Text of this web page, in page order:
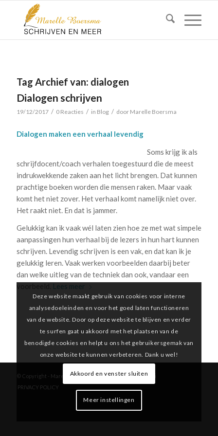
Tag Archief van: dialogen
Dialogen schrijven
19/12/2017 / 0 Reacties / in Blog / door Marelle Boersma
Dialogen maken een verhaal levendig
Soms krijg ik als
schrijfdocent/coach verhalen toegestuurd die de meest
indrukwekkende zaken aan het licht brengen. Dat kunnen
prachtige boeken worden die mensen raken. Maar vaak
komt het niet zover. Het verhaal komt namelijk niet over.
Het raakt niet. En dat is jammer.
Gelukkig kan ik vaak wél laten zien hoe ze met wat simpele
aanpassingen hun verhaal bij de lezers in hun hart kunnen
schrijven. Levendig schrijven is een vak, en dat kan ik je
gelukkig leren. Vaak werken voorbeelden daarbij beter
dan welke uitleg van de techniek dan ook, vandaar een
Lees meer
© Copyright - Marelle Boersma -Enfold Theme by Kriesi
PRIVACY POLICY
Deze website maakt gebruik van cookies voor interne
analysedoeleinden en voor het goed laten functioneren
van de website. Door op deze website te blijven en verder
te surfen gaat u akkoord met het plaatsen van de
benodigde cookies en helpt u ons het gebruikersgemak van
onze website te kunnen verbeteren. Dank u wel!
Akkoord en venster sluiten
Meer instellingen